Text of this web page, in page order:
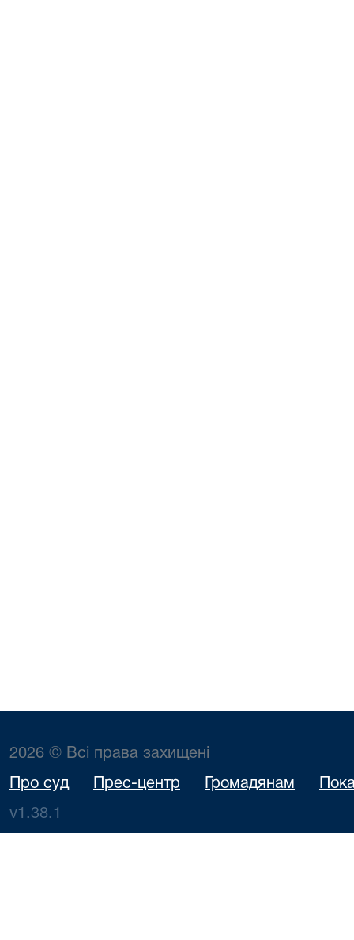
2026 © Всі права захищені
Про суд Прес-центр Громадянам
v1.38.1